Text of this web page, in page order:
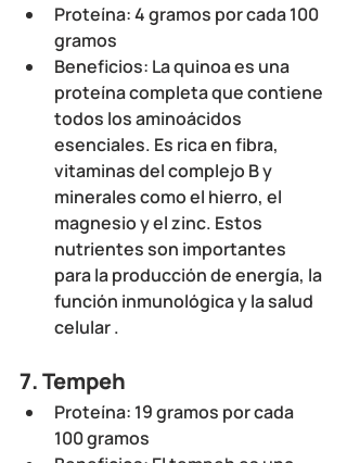
Proteína: 4 gramos por cada 100
gramos
Beneficios: La quinoa es una
proteína completa que contiene
todos los aminoácidos
esenciales. Es rica en fibra,
vitaminas del complejo B y
minerales como el hierro, el
magnesio y el zinc. Estos
nutrientes son importantes
para la producción de energía, la
función inmunológica y la salud
celular .
7. Tempeh
Proteína: 19 gramos por cada
100 gramos